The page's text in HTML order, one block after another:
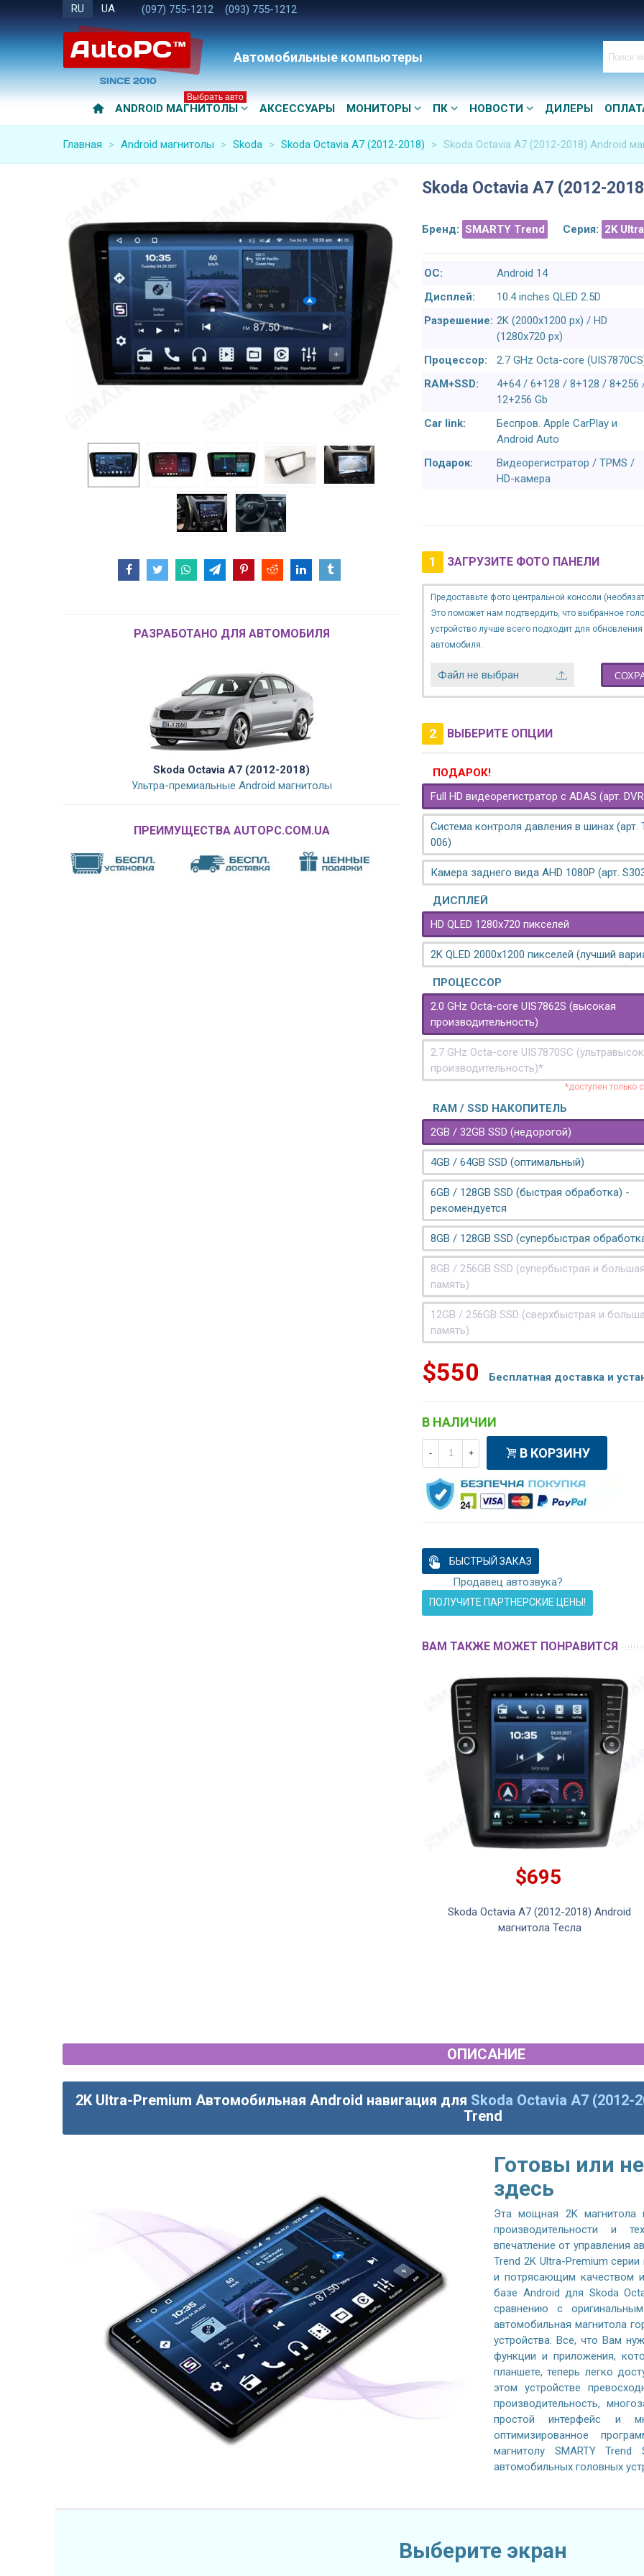
RU UA (097) 755-1212 (093) 755-1212
Автомобильные компьютеры
ANDROID МАГНИТОЛЫ
Выбрать авто
АКСЕССУАРЫ МОНИТОРЫ ПК НОВОСТИ ДИЛЕРЫ
Главная > Android магнитолы > Skoda > Skoda Octavia A7 (2012-2018) > Skoda Octavia A7 (2012-2018) Android
РАЗРАБОТАНО ДЛЯ АВТОМОБИЛЯ
Skoda Octavia A7 (2012-2018)
Ультра-премиальные Android магнитолы
ПРЕИМУЩЕСТВА AUTOPC.COM.UA
Skoda Octavia A7 (2012-
Бренд: SMARTY Trend Серия: 2K
ОС:
Android 14
Дисплей:
10.4 inches QLED 2.5D
Разрешение: 2K (2000x1200 px) / HD
(1280x720 px)
Процессор:
2.7 GHz Octa-core
RAM+SSD:
4+64 / 6+128 / 8+128 / 8+256
12+256 Gb
Car link:
Беспров. Apple CarPlay и
Android Auto
Подарок:
Видеорегистратор / TPMS /
HD-камера
1 ЗАГРУЗИТЕ ФОТО ПАНЕЛИ
Предоставьте фото центральной консоли
Это поможет нам подтвердить, что выбранное
устройство лучше всего подходит для
автомобиля.
Файл не выбран
2 ВЫБЕРИТЕ ОПЦИИ
ПОДАРОК!
Full HD видеорегистратор с ADAS (арт.
Система контроля давления в шинах (арт.
006)
Камера заднего вида AHD 1080P (арт.
ДИСПЛЕЙ
HD QLED 1280x720 пикселей
2K QLED 2000х1200 пикселей (лучший
ПРОЦЕССОР
2.0 GHz Octa-core UIS7862S (высокая
производительность)
2.7 GHz Octa-core UIS7870SC
производительность)*
*доступен только
RAM / SSD НАКОПИТЕЛЬ
2GB / 32GB SSD (недорогой)
4GB / 64GB SSD (оптимальный)
6GB / 128GB SSD (быстрая обработка) -
рекомендуется
8GB / 128GB SSD (супербыстрая
8GB / 256GB SSD (супербыстрая и большая
память)
12GB / 256GB SSD (сверхбыстрая и
память)
$550 Бесплатная доставка и
В НАЛИЧИИ
- + В КОРЗИНУ
БЫСТРЫЙ ЗАКАЗ
Продавец автозвука?
ПОЛУЧИТЕ ПАРТНЕРСКИЕ ЦЕНЫ!
ВАМ ТАКЖЕ МОЖЕТ ПОНРАВИТСЯ
$695
Skoda Octavia A7 (2012-2018) Android
магнитола Тесла
ОПИСАНИЕ
2K Ultra-Premium Автомобильная Android навигация для Skoda Octavia A7 (2012-
Trend
Готовы или
здесь
Эта мощная 2K
производительности и
впечатление от управления
Trend 2K Ultra-Premium
и потрясающим качеством
базе Android для Skoda
сравнению с
автомобильная магнитола
устройства. Все, что Вам
функции и приложения,
планшете, теперь легко
этом устройстве
производительность,
простой интерфейс и
оптимизированное
магнитолу SMARTY
автомобильных головных
Выберите экран